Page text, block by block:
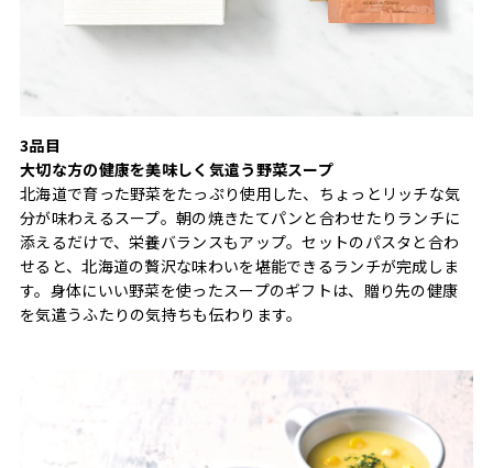
3品目
大切な方の健康を美味しく気遣う野菜スープ
北海道で育った野菜をたっぷり使用した、ちょっとリッチな気
分が味わえるスープ。朝の焼きたてパンと合わせたりランチに
添えるだけで、栄養バランスもアップ。セットのパスタと合わ
せると、北海道の贅沢な味わいを堪能できるランチが完成しま
す。身体にいい野菜を使ったスープのギフトは、贈り先の健康
を気遣うふたりの気持ちも伝わります。